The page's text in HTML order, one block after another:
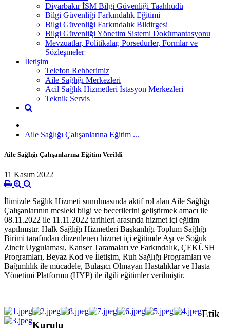
Diyarbakır İSM Bilgi Güvenliği Taahhüdü
Bilgi Güvenliği Farkındalık Eğitimi
Bilgi Güvenliği Farkındalık Bildirgesi
Bilgi Güvenliği Yönetim Sistemi Dokümantasyonu
Mevzuatlar, Politikalar, Porsedurler, Formlar ve
Sözleşmeler
İletişim
Telefon Rehberimiz
Aile Sağlığı Merkezleri
Acil Sağlık Hizmetleri İstasyon Merkezleri
Teknik Servis
Aile Sağlığı Çalışanlarına Eğitim ...
Aile Sağlığı Çalışanlarına Eğitim Verildi
11 Kasım 2022
İlimizde Sağlık Hizmeti sunulmasında aktif rol alan Aile Sağlığı
Çalışanlarının mesleki bilgi ve becerilerini geliştirmek amacı ile
08.11.2022 ile 11.11.2022 tarihleri arasında hizmet içi eğitim
yapılmıştır. Halk Sağlığı Hizmetleri Başkanlığı Toplum Sağlığı
Birimi tarafından düzenlenen hizmet içi eğitimde Aşı ve Soğuk
Zincir Uygulaması, Kanser Taramaları ve Farkındalık, ÇEKÜSH
Programları, Beyaz Kod ve İletişim, Ruh Sağlığı Programları ve
Bağımlılık ile mücadele, Bulaşıcı Olmayan Hastalıklar ve Hasta
Yönetimi Platformu (HYP) ile ilgili eğitimler verilmiştir.
Etik
Kurulu